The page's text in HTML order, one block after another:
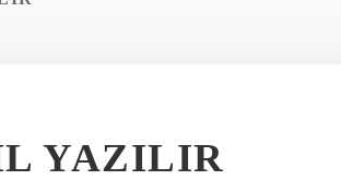
YAZILIR